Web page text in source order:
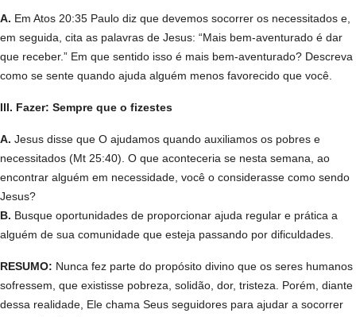
A. Em Atos 20:35 Paulo diz que devemos socorrer os necessitados e,
em seguida, cita as palavras de Jesus: “Mais bem-aventurado é dar
que receber.” Em que sentido isso é mais bem-aventurado? Descreva
como se sente quando ajuda alguém menos favorecido que você.
III. Fazer: Sempre que o fizestes
A. Jesus disse que O ajudamos quando auxiliamos os pobres e
necessitados (Mt 25:40). O que aconteceria se nesta semana, ao
encontrar alguém em necessidade, você o considerasse como sendo
Jesus?
B. Busque oportunidades de proporcionar ajuda regular e prática a
alguém de sua comunidade que esteja passando por dificuldades.
RESUMO: Nunca fez parte do propósito divino que os seres humanos
sofressem, que existisse pobreza, solidão, dor, tristeza. Porém, diante
dessa realidade, Ele chama Seus seguidores para ajudar a socorrer